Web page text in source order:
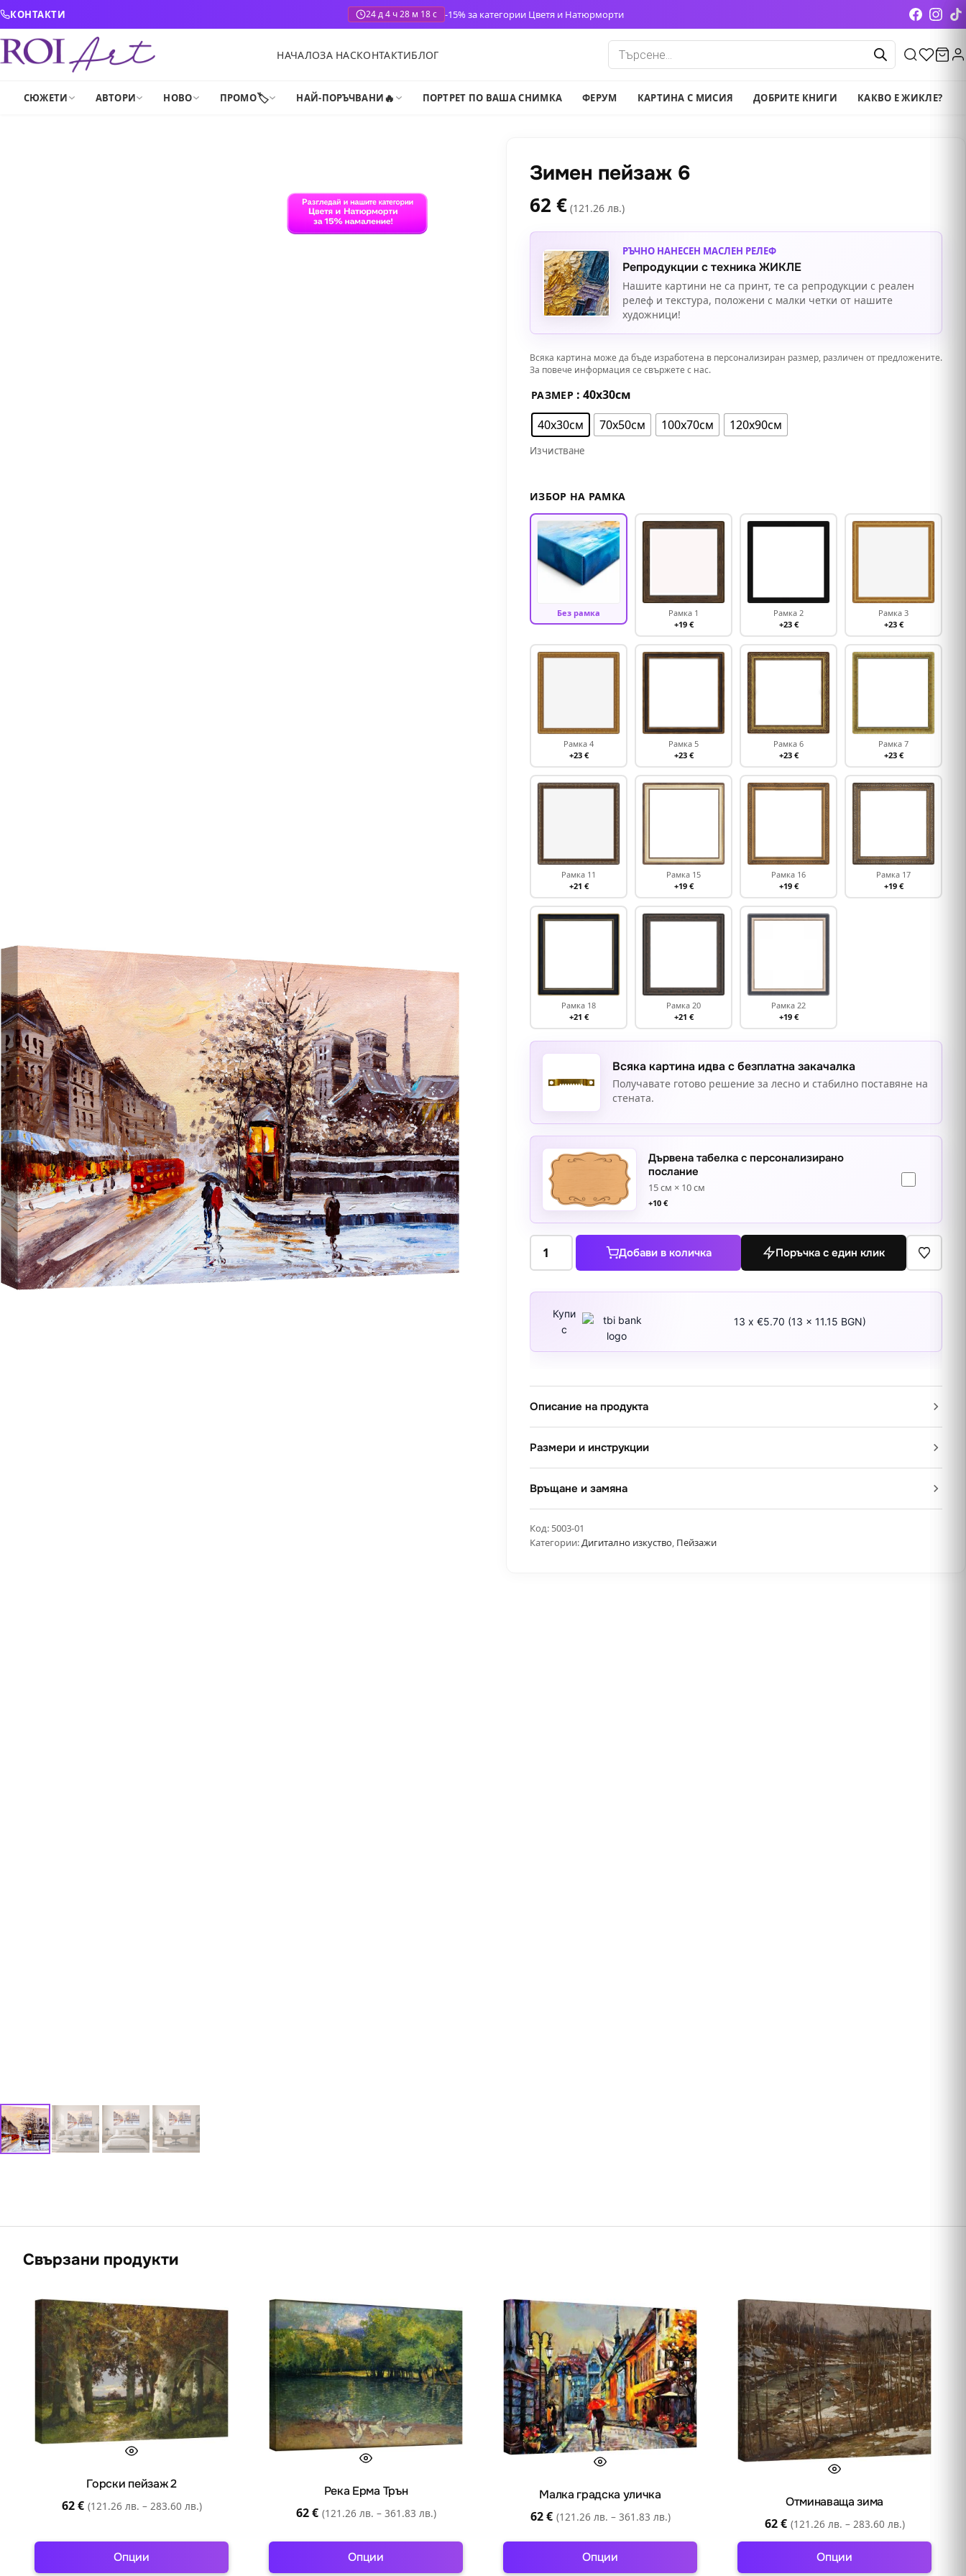
Skip to content
КОНТАКТИ 24 д 4 ч 28 м 17 с -15% за категории Цветя и Натюрморти
НАЧАЛОЗА НАСКОНТАКТИБЛОГ
Products
search
СЮЖЕТИ АВТОРИ НОВО ПРОМО🏷️ НАЙ-ПОРЪЧВАНИ🔥 ПОРТРЕТ ПО ВАША СНИМКА ФЕРУМ КАРТИНА С МИСИЯ ДОБРИТЕ КНИГИ КАКВО Е ЖИКЛЕ?
Зимен пейзаж 6
62 € (121.26 лв.)
РЪЧНО НАНЕСЕН МАСЛЕН РЕЛЕФ
Репродукции с техника ЖИКЛЕ
Нашите картини не са принт, те са репродукции с реален
релеф и текстура, положени с малки четки от нашите
художници!
Всяка картина може да бъде изработена в персонализиран размер, различен от предложените.
За повече информация се свържете с нас.
РАЗМЕР : 40х30см
40х30см
70х50см 100х70см 120х90см
Изчистване
ИЗБОР НА РАМКА
Без рамка
Рамка 1
+19 €
Рамка 2
+23 €
Рамка 3
+23 €
Рамка 4
+23 €
Рамка 5
+23 €
Рамка 6
+23 €
Рамка 7
+23 €
Рамка 11
+21 €
Рамка 15
+19 €
Рамка 16
+19 €
Рамка 17
+19 €
Рамка 18
+21 €
Рамка 20
+21 €
Рамка 22
+19 €
Всяка картина идва с безплатна закачалка
Получавате готово решение за лесно и стабилно поставяне на
стената.
Дървена табелка с персонализирано
послание
15 см × 10 см
+10 €
количество
пейзаж
Добави в количка Поръчка с един клик
Купи
с
13 x €5.70 (13 x 11.15 BGN)
Описание на продукта
Размери и инструкции
Връщане и замяна
Код: 5003-01
Категории:Дигитално изкуство, Пейзажи
Свързани продукти
Горски пейзаж 2
62€ (121.26 лв. – 283.60 лв.)
Опции
Река Ерма Трън
62€ (121.26 лв. – 361.83 лв.)
Опции
Малка градска уличка
62€ (121.26 лв. – 361.83 лв.)
Опции
Отминаваща зима
62€ (121.26 лв. – 283.60 лв.)
Опции